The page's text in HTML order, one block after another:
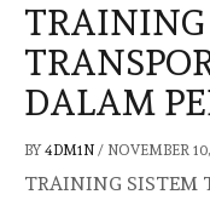
TRAINING
DALAM
BY 4DM1N / NOVEMBER
TRAINING SISTEM